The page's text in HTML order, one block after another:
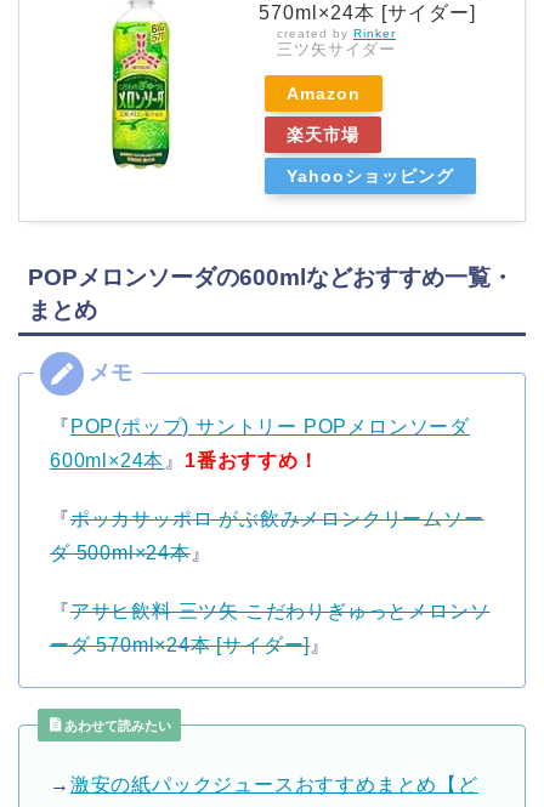
570ml×24本 [サイダー]
created by Rinker
三ツ矢サイダー
Amazon
楽天市場
Yahooショッピング
POPメロンソーダの600mlなどおすすめ一覧・
まとめ
『 POP(ポップ) サントリー POPメロンソーダ
600ml×24本』 1番おすすめ！
『ポッカサッポロ がぶ飲みメロンクリームソー
ダ 500ml×24本』
『アサヒ飲料 三ツ矢 こだわりぎゅっとメロンソ
ーダ 570ml×24本 [サイダー]』
あわせて読みたい
→ 激安の紙パックジュースおすすめまとめ【ど